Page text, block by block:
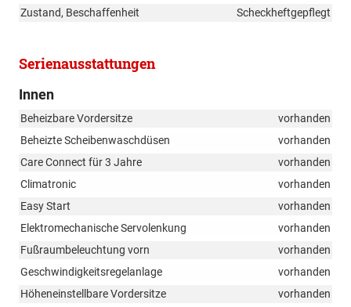
Zustand, Beschaffenheit
Scheckheftgepflegt
Serienausstattungen
Innen
Beheizbare Vordersitze
vorhanden
Beheizte Scheibenwaschdüsen
vorhanden
Care Connect für 3 Jahre
vorhanden
Climatronic
vorhanden
Easy Start
vorhanden
Elektromechanische Servolenkung
vorhanden
Fußraumbeleuchtung vorn
vorhanden
Geschwindigkeitsregelanlage
vorhanden
Höheneinstellbare Vordersitze
vorhanden